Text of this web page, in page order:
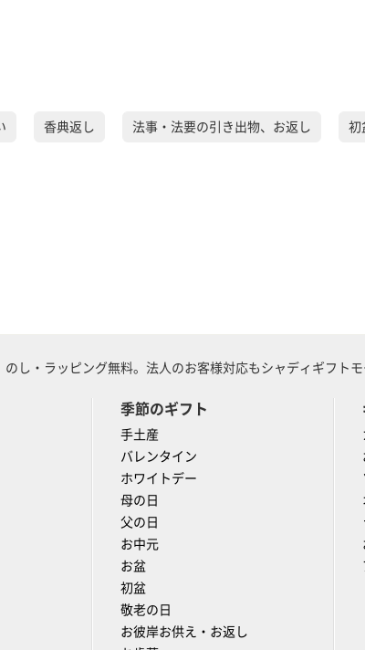
香典返し 法事・法要の引き出物、お返し 初
し・ラッピング無料。法人のお客様対応もシャディギフトモ
季節のギフト
手土産
バレンタイン
ホワイトデー
母の日
父の日
お中元
お盆
初盆
敬老の日
お彼岸お供え・お返し